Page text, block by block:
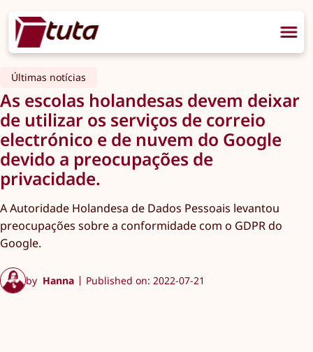
Últimas notícias
As escolas holandesas devem deixar
de utilizar os serviços de correio
electrónico e de nuvem do Google
devido a preocupações de
privacidade.
A Autoridade Holandesa de Dados Pessoais levantou
preocupações sobre a conformidade com o GDPR do
Google.
by Hanna Published on: 2022-07-21